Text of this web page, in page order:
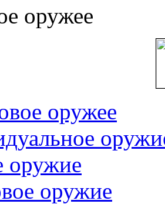
оружее
оружее
оружие
оружие